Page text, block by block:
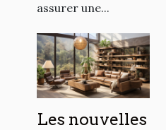
dans les
systèmes de
sécurité
assurer une...
Les nouvelles